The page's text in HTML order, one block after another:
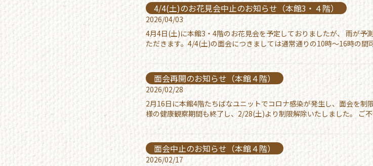
4/4(土)のお花見会中止のお知らせ（本館3・４階）
2026/04/03
4月4日(土)に本館3・4階のお花見会を予定しておりましたが、 雨が予
ただきます。4/4(土)の面会につきましては通常通りの10時〜16時の
面会再開のお知らせ（本館４階）
2026/02/28
2月16日に本館4階たちばなユニットでコロナ感染が発生し、面会を制
様の健康観察期間も終了し、2/28(土)より制限解除いたしました。 ご
面会中止のお知らせ（本館４階）
2026/02/17